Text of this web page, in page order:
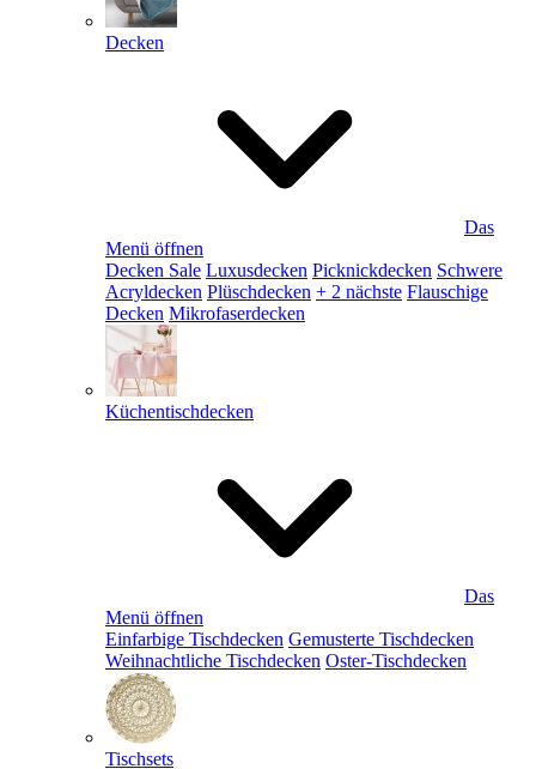
Decken
Das
Menü öffnen
Decken Sale Luxusdecken Picknickdecken Schwere
Acryldecken Plüschdecken + 2 nächste Flauschige
Decken Mikrofaserdecken
Küchentischdecken
Das
Menü öffnen
Einfarbige Tischdecken Gemusterte Tischdecken
Weihnachtliche Tischdecken Oster-Tischdecken
Tischsets